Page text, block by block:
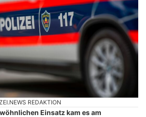
REDAKTION
Einsatz kam es am